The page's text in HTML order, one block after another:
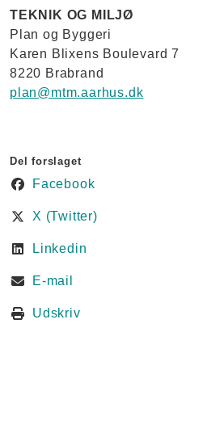
TEKNIK OG MILJØ
Plan og Byggeri
Karen Blixens Boulevard 7
8220 Brabrand
plan@mtm.aarhus.dk
Del forslaget
Facebook
X (Twitter)
Linkedin
E-mail
Udskriv